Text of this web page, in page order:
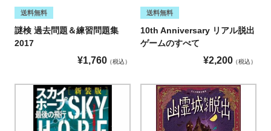
送料無料
謎検 過去問題＆練習問題集
2017
¥1,760 税込
送料無料
10th Anniversary リアル脱出
ゲームのすべて
¥2,200 税込